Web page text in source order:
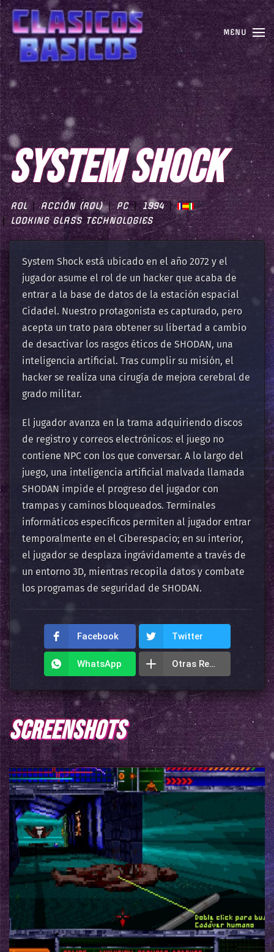
MENU
SYSTEM SHOCK
ROL ACCIÓN (ROL) PC
1994
LOOKING GLASS TECHNOLOGIES
System Shock está ubicado en el año 2072 y el
jugador asume el rol de un hacker que acaba de
entrar a la base de datos de la estación espacial
Cidadel. Nuestro protagonista es capturado, pero
acepta un trato para obtener su libertad a cambio
de desactivar los rasgos éticos de SHODAN, una
inteligencia artificial. Tras cumplir su misión, el
hacker se realiza una cirugía de mejora cerebral de
grado militar.
El jugador avanza en la trama adquiriendo discos
de registro y correos electrónicos: el juego no
contiene NPC con los que conversar. A lo largo del
juego, una inteligencia artificial malvada llamada
SHODAN impide el progreso del jugador con
trampas y caminos bloqueados. Terminales
informáticos específicos permiten al jugador entrar
temporalmente en el Ciberespacio; en su interior,
el jugador se desplaza ingrávidamente a través de
un entorno 3D, mientras recopila datos y combate
los programas de seguridad de SHODAN.
Facebook Twitter
WhatsApp Otras Redes
SCREENSHOTS